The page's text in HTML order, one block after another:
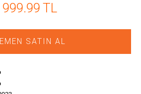
999.99 TL
SATIN AL